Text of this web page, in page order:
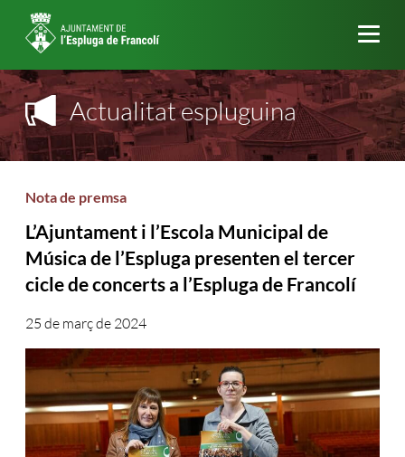
Actualitat espluguina
Nota de premsa
L’Ajuntament i l’Escola Municipal de
Música de l’Espluga presenten el tercer
cicle de concerts a l’Espluga de Francolí
25 de març de 2024